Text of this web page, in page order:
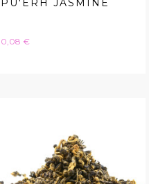
PU'ERH JASMINE
Hinta
0,08 €